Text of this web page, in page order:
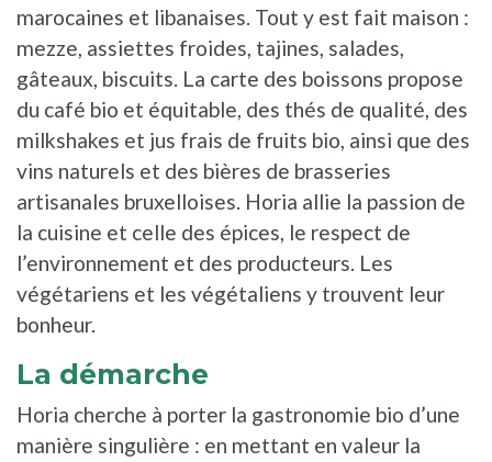
marocaines et libanaises. Tout y est fait maison :
mezze, assiettes froides, tajines, salades,
gâteaux, biscuits. La carte des boissons propose
du café bio et équitable, des thés de qualité, des
milkshakes et jus frais de fruits bio, ainsi que des
vins naturels et des bières de brasseries
artisanales bruxelloises. Horia allie la passion de
la cuisine et celle des épices, le respect de
l’environnement et des producteurs. Les
végétariens et les végétaliens y trouvent leur
bonheur.
La démarche
Horia cherche à porter la gastronomie bio d’une
manière singulière : en mettant en valeur la